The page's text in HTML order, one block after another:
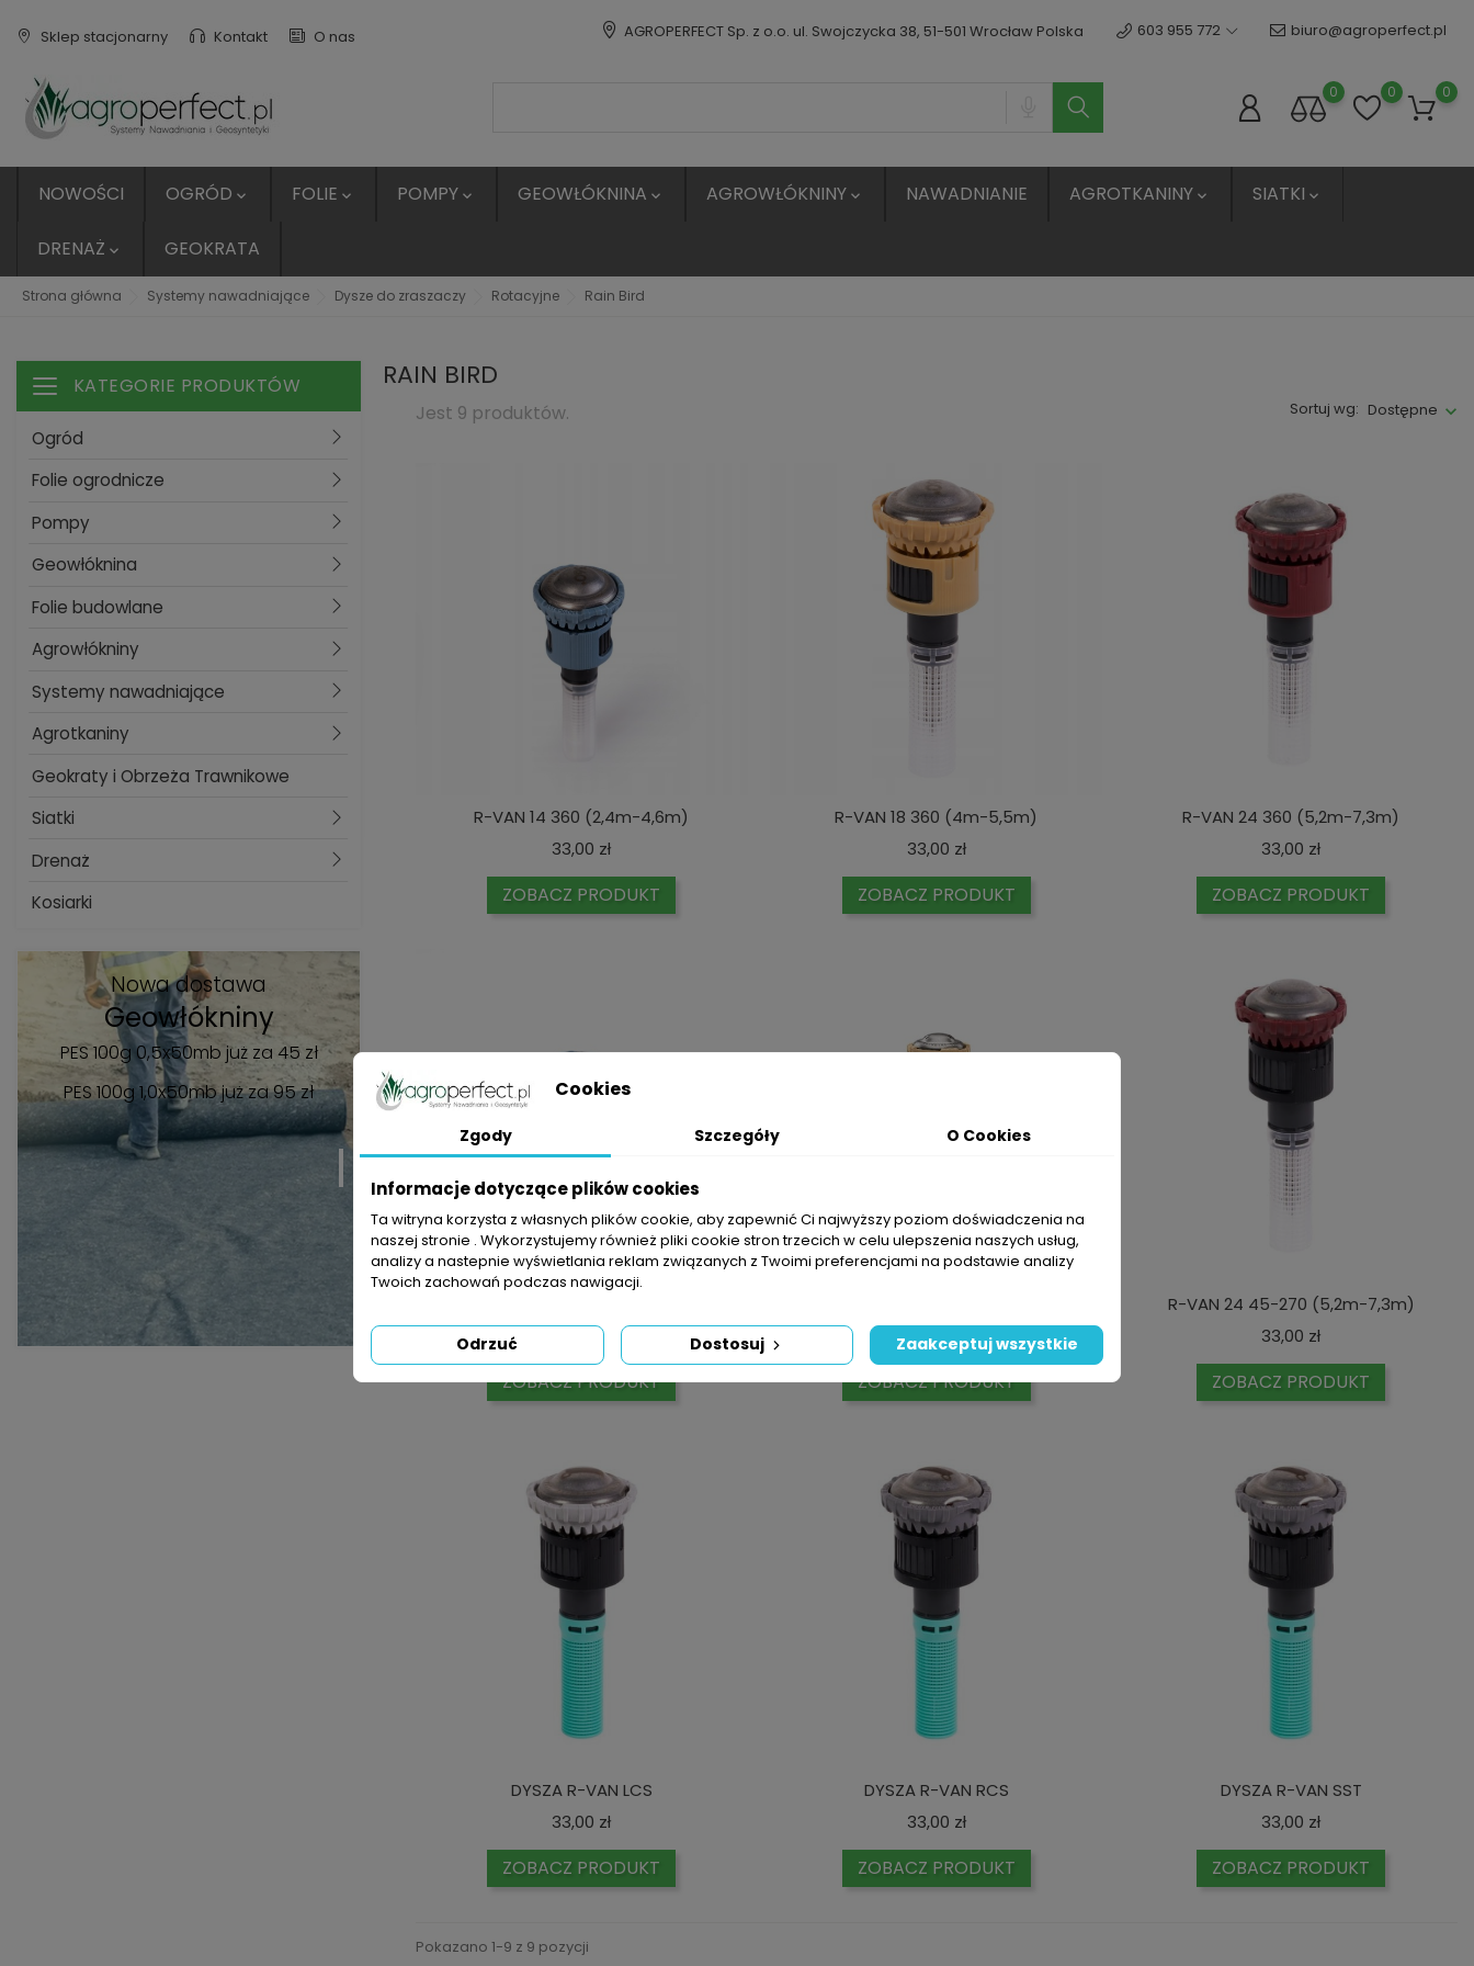
Sklep stacjonarny Kontakt O nas AGROPERFECT Sp. z o.o. ul. Swojczycka 38, 51-501 Wrocław Polska 603 955 772 biuro@agroperfect.pl
0 0 0
NOWOŚCI OGRÓD  FOLIE  POMPY  GEOWŁÓKNINA  AGROWŁÓKNINY  NAWADNIANIE AGROTKANINY  SIATKI 
DRENAŻ  GEOKRATA
Strona główna Systemy nawadniające Dysze do zraszaczy Rotacyjne Rain Bird
Toggle navigation
KATEGORIE PRODUKTÓW
Ogród
Folie ogrodnicze
Pompy
Geowłóknina
Folie budowlane
Agrowłókniny
Systemy nawadniające
Agrotkaniny
Geokraty i Obrzeża Trawnikowe
Siatki
Drenaż
Kosiarki
Nowa dostawa
Geowłókniny
PES 100g 0,5x50mb już za 45 zł
PES 100g 1,0x50mbjuż za 95 zł
RAIN BIRD
Jest 9 produktów. Sortuj wg: Dostępne
R-VAN 14 360 (2,4m-4,6m)
33,00 złCena
ZOBACZ PRODUKT
R-VAN 18 360 (4m-5,5m)
33,00 złCena
ZOBACZ PRODUKT
R-VAN 24 360 (5,2m-7,3m)
33,00 złCena
ZOBACZ PRODUKT
33,00 zł
Cena
ZOBACZ PRODUKT
33,00 zł Cena
ZOBACZ PRODUKT
R-VAN 24 45-270 (5,2m-7,3m)
33,00 złCena
ZOBACZ PRODUKT
DYSZA R-VAN LCS
33,00 złCena
ZOBACZ PRODUKT
DYSZA R-VAN RCS
33,00 złCena
ZOBACZ PRODUKT
DYSZA R-VAN SST
33,00 złCena
ZOBACZ PRODUKT
Pokazano 1-9 z 9 pozycji
Cookies
Zgody Szczegóły O Cookies
Informacje dotyczące plików cookies
Ta witryna korzysta z własnych plików cookie, aby zapewnić Ci najwyższy poziom doświadczenia na
naszej stronie . Wykorzystujemy również pliki cookie stron trzecich w celu ulepszenia naszych usług,
analizy a nastepnie wyświetlania reklam związanych z Twoimi preferencjami na podstawie analizy
Twoich zachowań podczas nawigacji.
Odrzuć Dostosuj Zaakceptuj wszystkie